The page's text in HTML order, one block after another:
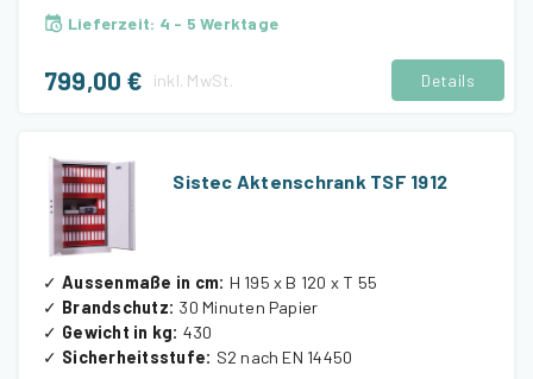
Lieferzeit: 4 - 5 Werktage
799,00 € inkl. MwSt. Details
Sistec Aktenschrank TSF 1912
✓ Aussenmaße in cm: H 195 x B 120 x T 55
✓ Brandschutz: 30 Minuten Papier
✓ Gewicht in kg: 430
✓ Sicherheitsstufe: S2 nach EN 14450